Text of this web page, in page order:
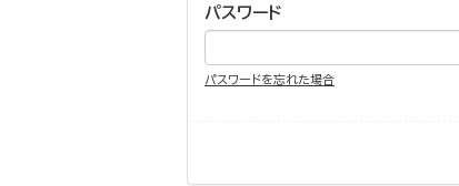
パスワード
パスワードを忘れた場合